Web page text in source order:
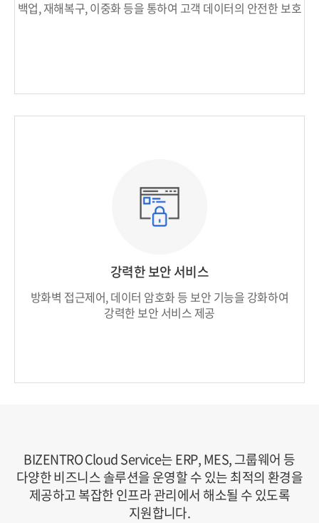
백업, 재해복구, 이중화 등을 통하여 고객 데이터의 안전한 보호
강력한 보안 서비스
방화벽 접근제어, 데이터 암호화 등 보안 기능을 강화하여
강력한 보안 서비스 제공
BIZENTRO Cloud Service는 ERP, MES, 그룹웨어 등
다양한 비즈니스 솔루션을 운영할 수 있는 최적의 환경을
제공하고복잡한 인프라 관리에서 해소될 수 있도록
지원합니다.